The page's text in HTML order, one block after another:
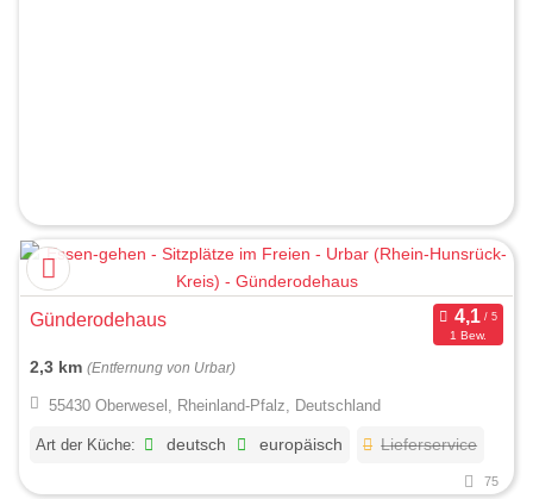
Günderodehaus
1 Bew.
2,3 km (Entfernung von Urbar)
55430 Oberwesel, Rheinland-Pfalz, Deutschland
Art der Küche: deutsch europäisch Lieferservice
75